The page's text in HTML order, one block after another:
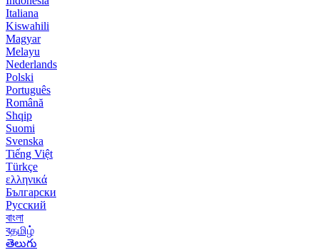
Italiana
Kiswahili
Magyar
Melayu
Nederlands
Polski
Português
Română
Shqip
Suomi
Svenska
Tiếng Việt
Türkçe
ελληνικά
Български
Русский
বাংলা
বதமிழ்
తెలుగు